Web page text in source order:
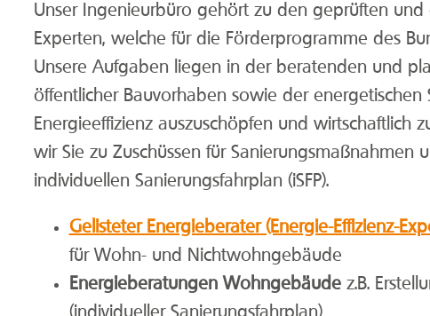
Unser Ingenieurbüro gehört zu den geprüften und
Experten, welche für die Förderprogramme des
Unsere Aufgaben liegen in der beratenden und
öffentlicher Bauvorhaben sowie der energetischen
Energieeffizienz auszuschöpfen und wirtschaftlich
wir Sie zu Zuschüssen für Sanierungsmaßnahmen
individuellen Sanierungsfahrplan (iSFP).
Gelisteter Energieberater (Energie-Effizienz-
für Wohn- und Nichtwohngebäude
Energieberatungen Wohngebäudez.B.
(individueller Sanierungsfahrplan)